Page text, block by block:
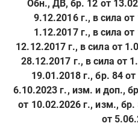
Обн., ДВ, бр. 12 от
9.12.2016 г., в сила
1.12.2017 г., в сила
12.12.2017 г., в сила от
28.12.2017 г., в сила от
19.01.2018 г., бр. 84
6.10.2023 г., изм. и доп.,
от 10.02.2026 г., изм., бр.
от